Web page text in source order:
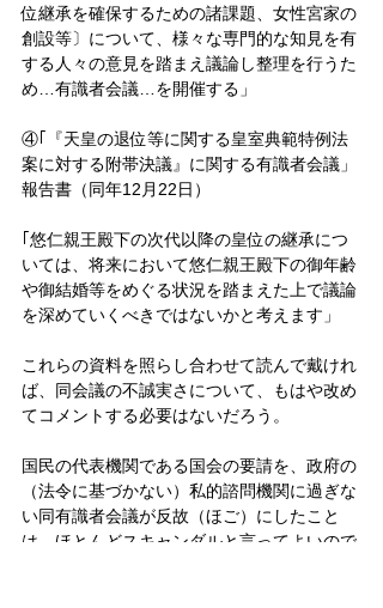
位継承を確保するための諸課題、女性宮家の
創設等〕について、様々な専門的な知見を有
する人々の意見を踏まえ議論し整理を行うた
め…有識者会議…を開催する」
④｢『天皇の退位等に関する皇室典範特例法
案に対する附帯決議』に関する有識者会議」
報告書（同年12月22日）
｢悠仁親王殿下の次代以降の皇位の継承につ
いては、将来において悠仁親王殿下の御年齢
や御結婚等をめぐる状況を踏まえた上で議論
を深めていくべきではないかと考えます」
これらの資料を照らし合わせて読んで戴けれ
ば、同会議の不誠実さについて、もはや改め
てコメントする必要はないだろう。
国民の代表機関である国会の要請を、政府の
（法令に基づかない）私的諮問機関に過ぎな
い同有識者会議が反故（ほご）にしたこと
は、ほとんどスキャンダルと言ってよいので